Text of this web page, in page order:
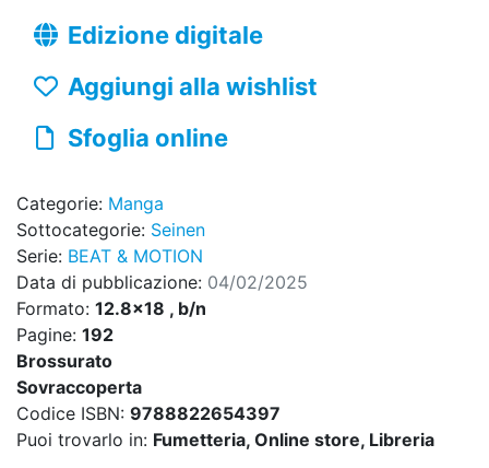
Edizione digitale
Aggiungi alla wishlist
Sfoglia online
Categorie: Manga
Sottocategorie: Seinen
Serie: BEAT & MOTION
Data di pubblicazione: 04/02/2025
Formato: 12.8x18 , b/n
Pagine: 192
Brossurato
Sovraccoperta
Codice ISBN: 9788822654397
Puoi trovarlo in: Fumetteria, Online store, Libreria